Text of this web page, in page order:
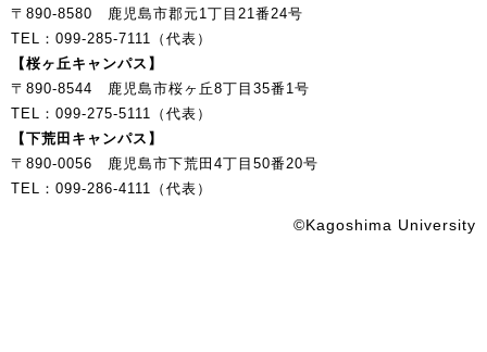
〒890-8580 鹿児島市郡元1丁目21番24号
TEL：099-285-7111（代表）
【桜ヶ丘キャンパス】
〒890-8544 鹿児島市桜ヶ丘8丁目35番1号
TEL：099-275-5111（代表）
【下荒田キャンパス】
〒890-0056 鹿児島市下荒田4丁目50番20号
TEL：099-286-4111（代表）
©Kagoshima University